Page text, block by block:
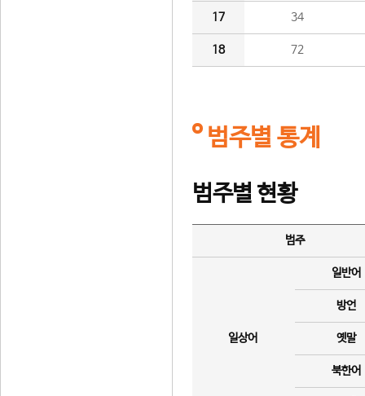
17 34
18 72
범주별 통계
범주별 현황
범주
일상어
일반어
방언
옛말
북한어